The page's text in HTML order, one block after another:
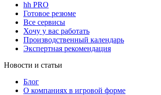
hh PRO
Готовое резюме
Все сервисы
Хочу у вас работать
Производственный календарь
Экспертная рекомендация
Новости и статьи
Блог
О компаниях в игровой форме